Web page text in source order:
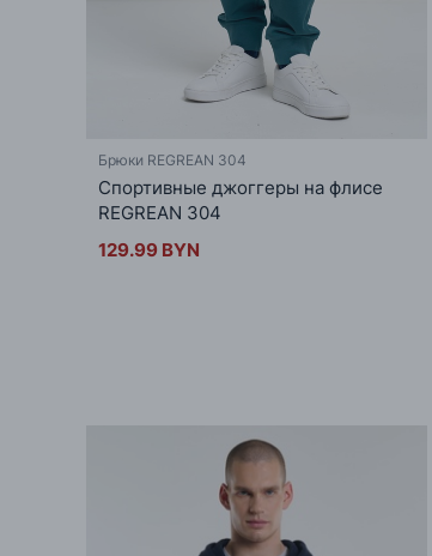
Брюки REGREAN 304
Спортивные джоггеры на флисе
REGREAN 304
129.99 BYN